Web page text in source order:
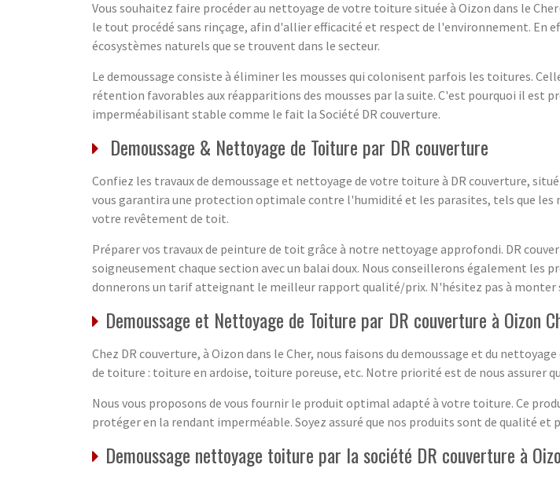
Vous souhaitez faire procéder au nettoyage de votre toiture située à Oizon dans le
le tout procédé sans rinçage, afin d'allier efficacité et respect de l'environnement. En
écosystèmes naturels que se trouvent dans le secteur.
Le demoussage consiste à éliminer les mousses qui colonisent parfois les toitures.
rétention favorables aux réapparitions des mousses par la suite. C'est pourquoi il est
imperméabilisant stable comme le fait la Société DR couverture.
Demoussage & Nettoyage de Toiture par DR couverture
Confiez les travaux de demoussage et nettoyage de votre toiture à DR couverture,
vous garantira une protection optimale contre l'humidité et les parasites, tels que les
votre revêtement de toit.
Préparer vos travaux de peinture de toit grâce à notre nettoyage approfondi. DR
soigneusement chaque section avec un balai doux. Nous conseillerons également
donnerons un tarif atteignant le meilleur rapport qualité/prix. N'hésitez pas à monter
Demoussage et Nettoyage de Toiture par DR couverture à Oizon
Chez DR couverture, à Oizon dans le Cher, nous faisons du demoussage et du
de toiture : toiture en ardoise, toiture poreuse, etc. Notre priorité est de nous assurer
Nous vous proposons de vous fournir le produit optimal adapté à votre toiture. Ce
protéger en la rendant imperméable. Soyez assuré que nos produits sont de qualité et
Demoussage nettoyage toiture par la société DR couverture à